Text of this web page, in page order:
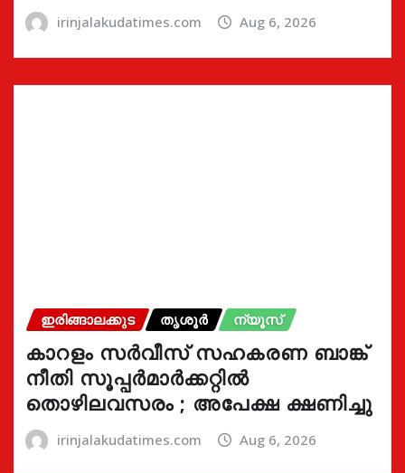
irinjalakudatimes.com Aug 6, 2026
ഇരിങ്ങാലക്കുട തൃശൂർ ന്യൂസ്
കാറളം സർവീസ് സഹകരണ ബാങ്ക്
നീതി സൂപ്പർമാർക്കറ്റിൽ
തൊഴിലവസരം ; അപേക്ഷ ക്ഷണിച്ചു
irinjalakudatimes.com Aug 6, 2026